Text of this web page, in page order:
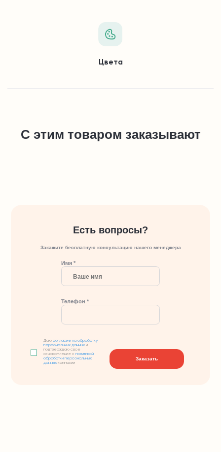
Цвета
С этим товаром заказывают
Есть вопросы?
Закажите бесплатную консультацию нашего менеджера
Имя *
Телефон *
Даюсогласие на обработку
персональных данных и
подтверждаю свое
ознакомление сполитикой
обработки персональных
данных компании
Заказать